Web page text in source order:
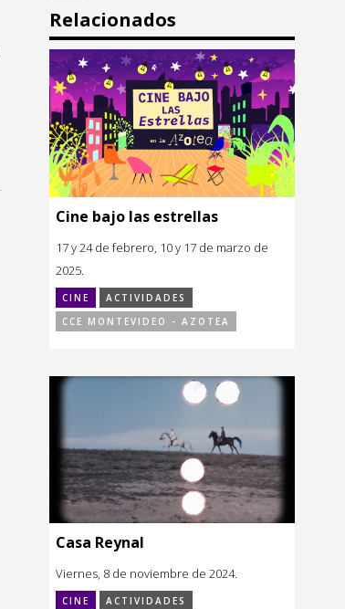
Relacionados
Cine bajo las estrellas
17 y 24 de febrero, 10 y 17 de marzo de
2025.
CINE
ACTIVIDADES
CCE MONTEVIDEO - AZOTEA
Casa Reynal
Viernes, 8 de noviembre de 2024.
CINE
ACTIVIDADES